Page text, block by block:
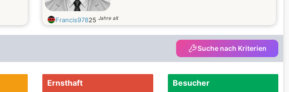
Francis97825 Jahre alt
Suche nach Kriterien
Ernsthaft Besucher